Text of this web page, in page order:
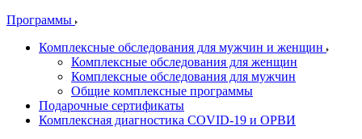
Программы
Комплексные обследования для мужчин и женщин
Комплексные обследования для женщин
Комплексные обследования для мужчин
Общие комплексные программы
Подарочные сертификаты
Комплексная диагностика COVID-19 и ОРВИ